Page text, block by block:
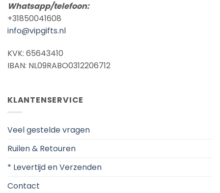
Whatsapp/telefoon:
+31850041608
info@vipgifts.nl
KVK: 65643410
IBAN: NL09RABO0312206712
KLANTENSERVICE
Veel gestelde vragen
Ruilen & Retouren
* Levertijd en Verzenden
Contact